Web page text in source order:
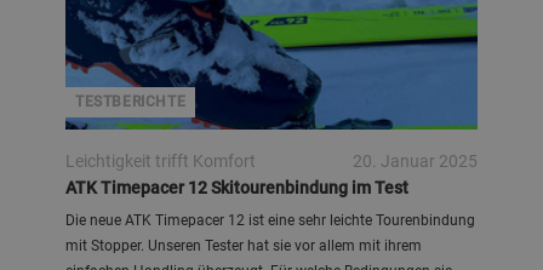
TESTBERICHTE
Leichtigkeit trifft Komfort
20. Januar 2025
ATK Timepacer 12 Skitourenbindung im Test
Die neue ATK Timepacer 12 ist eine sehr leichte Tourenbindung
mit Stopper. Unseren Tester hat sie vor allem mit ihrem